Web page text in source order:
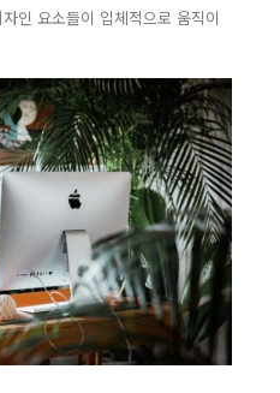
인 요소들이 입체적으로 움직이